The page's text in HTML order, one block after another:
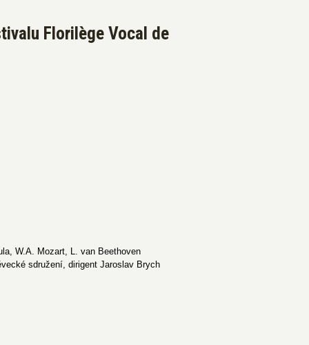
Florilège Vocal de
W.A. Mozart, L. van Beethoven
sdružení, dirigent Jaroslav Brych